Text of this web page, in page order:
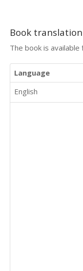
Book
The book is
Language
English